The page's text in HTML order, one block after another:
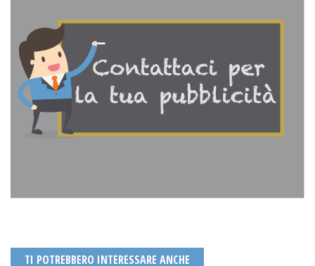
TI POTREBBERO INTERESSARE ANCHE